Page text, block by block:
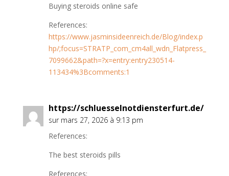
Buying steroids online safe
References:
https://www.jasminsideenreich.de/Blog/index.p
hp/;focus=STRATP_com_cm4all_wdn_Flatpress_
7099662&path=?x=entry:entry230514-
113434%3Bcomments:1
https://schluesselnotdiensterfurt.de/
sur mars 27, 2026 à 9:13 pm
References:
The best steroids pills
References: